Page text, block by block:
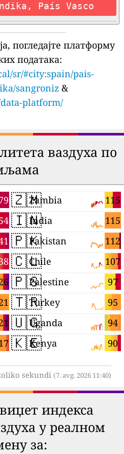
País Vasco
погледајте платформу
података:
sr/#city:spain/pais-
sangroniz &
platform/
ваздуха по
🇿🇲 115
Zambia
🇮🇳 115
India
🇵🇰 112
Pakistan
🇨🇱 107
Chile
🇵🇸 97
Palestine
🇹🇷 95
Turkey
🇺🇬 94
Uganda
🇰🇪 90
Kenya
sekundi (7. avg. 2026 11:40)
индекса
у реалном
за: